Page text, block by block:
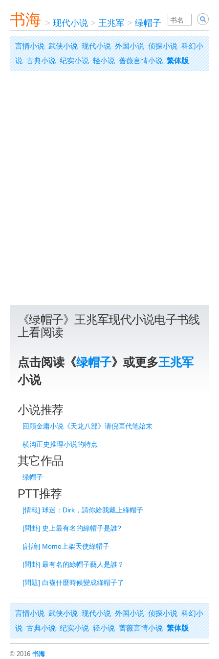
书海 > 现代小说 > 王兆军 > 绿帽子
言情小说 武侠小说 现代小说 外国小说 侦探小说 科幻小
说 古典小说 纪实小说 轻小说 蔷薇言情小说 繁体版
《绿帽子》王兆军现代小说电子书线
上看阅读
点击阅读《绿帽子》或更多王兆军
小说
小说推荐
回顾金庸小说《天龙八部》请倪匡代笔始末
横沟正史推理小说的特点
其它作品
绿帽子
PTT推荐
[情報] 球迷：Dirk，請你給我戴上綠帽子
[問卦] 史上最有名的綠帽子是誰?
[討論] Momo上架天使綠帽子
[問卦] 最有名的綠帽子藝人是誰？
[問題] 白襪什麼時候變成綠帽子了
言情小说 武侠小说 现代小说 外国小说 侦探小说 科幻小
说 古典小说 纪实小说 轻小说 蔷薇言情小说 繁体版
© 2016 书海